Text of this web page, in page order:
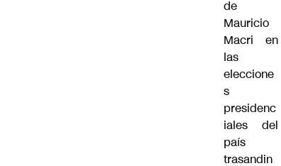
de
Mauricio
Macri en
las
eleccione
s
presidenc
iales del
país
trasandin